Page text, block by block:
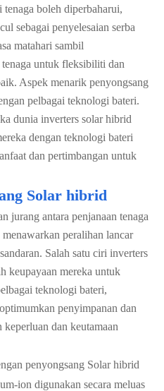
boleh diperbaharui,
sebagai penyelesaian serba
matahari sambil
untuk fleksibiliti dan
Aspek menarik penyongsang
pelbagai teknologi bateri.
dunia inverters solar hibrid
dengan teknologi bateri
dan pertimbangan untuk
Solar hibrid
jurang antara penjanaan tenaga
peralihan lancar
Salah satu ciri inverters
keupayaan mereka untuk
teknologi bateri,
penyimpanan dan
keperluan dan keutamaan
penyongsang Solar hibrid
ion digunakan secara meluas